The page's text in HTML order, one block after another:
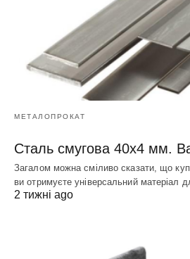
МЕТАЛОПРОКАТ
Сталь смугова 40х4 мм.
Загалом можна сміливо сказати, що
ви отримуєте універсальний матеріал
2 тижні ago